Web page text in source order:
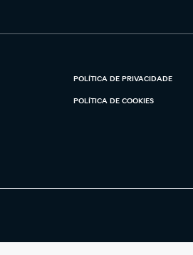
POLÍTICA DE PRIVACIDADE
POLÍTICA DE COOKIES